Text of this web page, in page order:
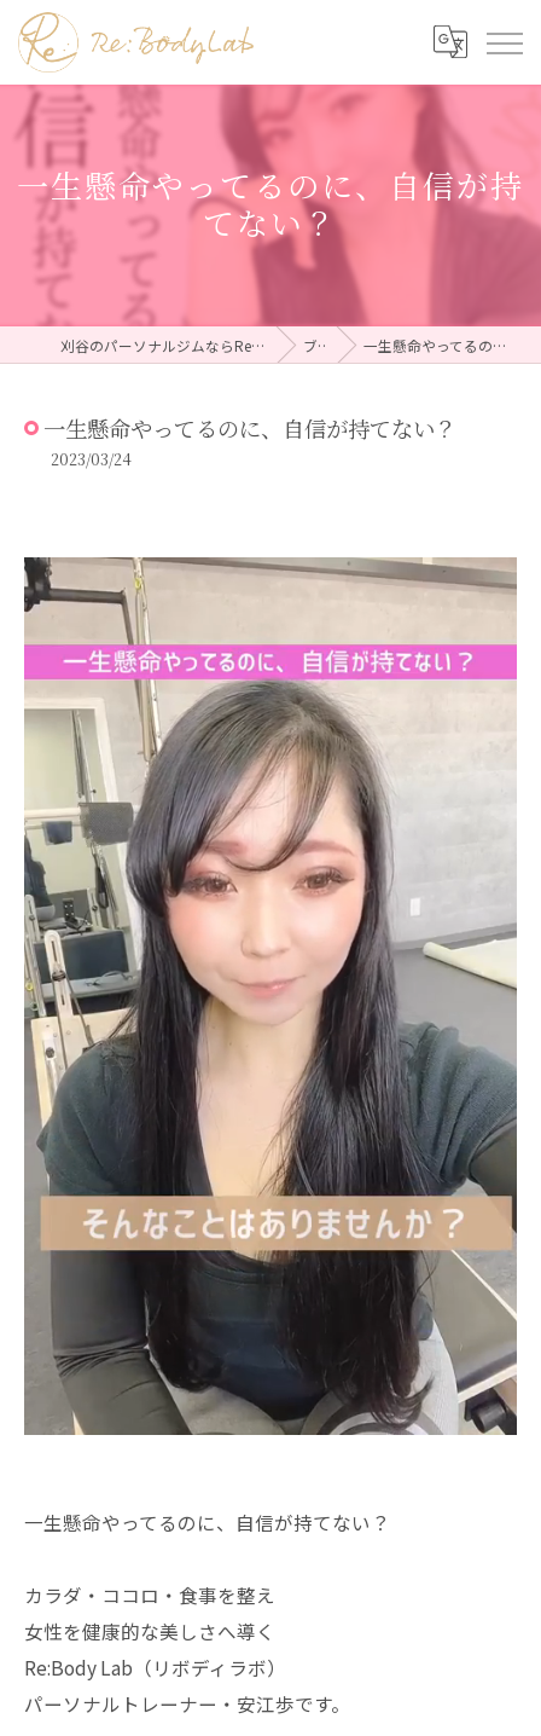
一生懸命やってるのに、自信が持
てない？
刈谷のパーソナルジムならRe:BodyLab（リボディラボ） ブログ 一生懸命やってるのに、自信が持てない？
一生懸命やってるのに、自信が持てない？
2023/03/24
一生懸命やってるのに、自信が持てない？
カラダ・ココロ・食事を整え
女性を健康的な美しさへ導く
Re:Body Lab（リボディラボ）
パーソナルトレーナー・安江歩です。